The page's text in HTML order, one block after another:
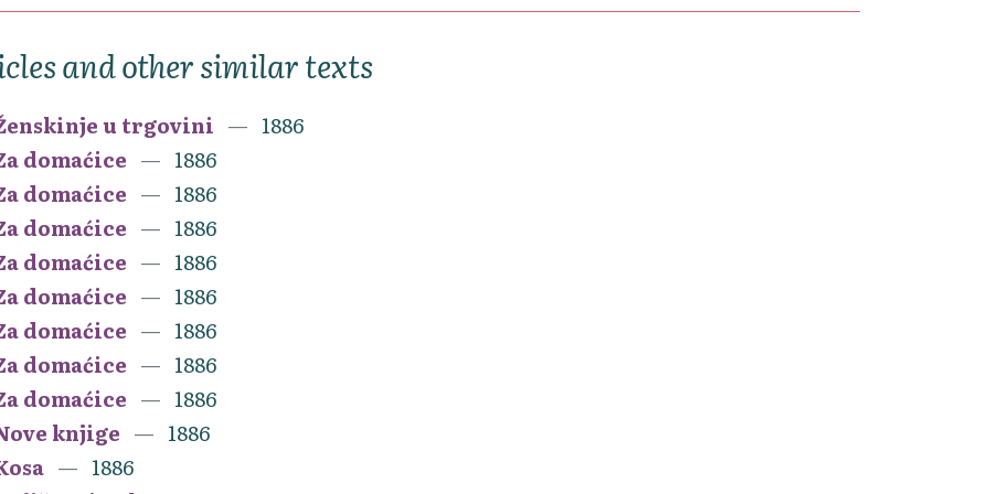
and other similar texts
u trgovini
1886
domaćice
1886
domaćice
1886
domaćice
1886
domaćice
1886
domaćice
1886
domaćice
1886
domaćice
1886
domaćice
1886
knjige
1886
1886